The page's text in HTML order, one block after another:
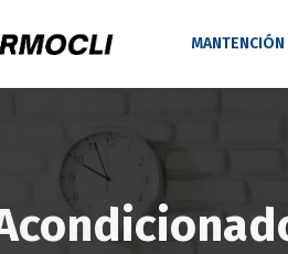
MANTENCIÓN